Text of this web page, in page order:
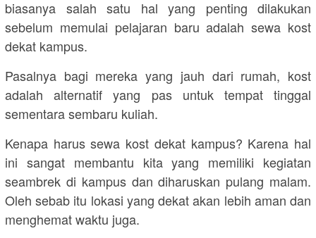
biasanya salah satu hal yang penting dilakukan
sebelum memulai pelajaran baru adalah sewa kost
dekat kampus.
Pasalnya bagi mereka yang jauh dari rumah, kost
adalah alternatif yang pas untuk tempat tinggal
sementara sembaru kuliah.
Kenapa harus sewa kost dekat kampus? Karena hal
ini sangat membantu kita yang memiliki kegiatan
seambrek di kampus dan diharuskan pulang malam.
Oleh sebab itu lokasi yang dekat akan lebih aman dan
menghemat waktu juga.